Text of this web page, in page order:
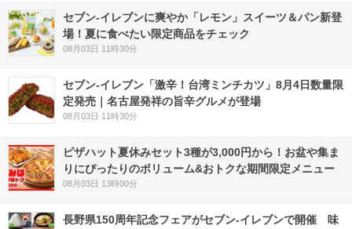
セブン‐イレブンに爽やか「レモン」スイーツ＆パン新登
場！夏に食べたい限定商品をチェック
08月03日 11時30分
セブン-イレブン「激辛！台湾ミンチカツ」8月4日数量限
定発売｜名古屋発祥の旨辛グルメが登場
08月03日 11時30分
ピザハット夏休みセット3種が3,000円から！お盆や集ま
りにぴったりのボリューム&おトクな期間限定メニュー
08月03日 13時00分
長野県150周年記念フェアがセブン-イレブンで開催 味